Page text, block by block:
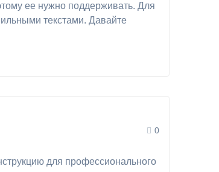
ее нужно поддерживать. Для
текстами. Давайте
0
для профессионального